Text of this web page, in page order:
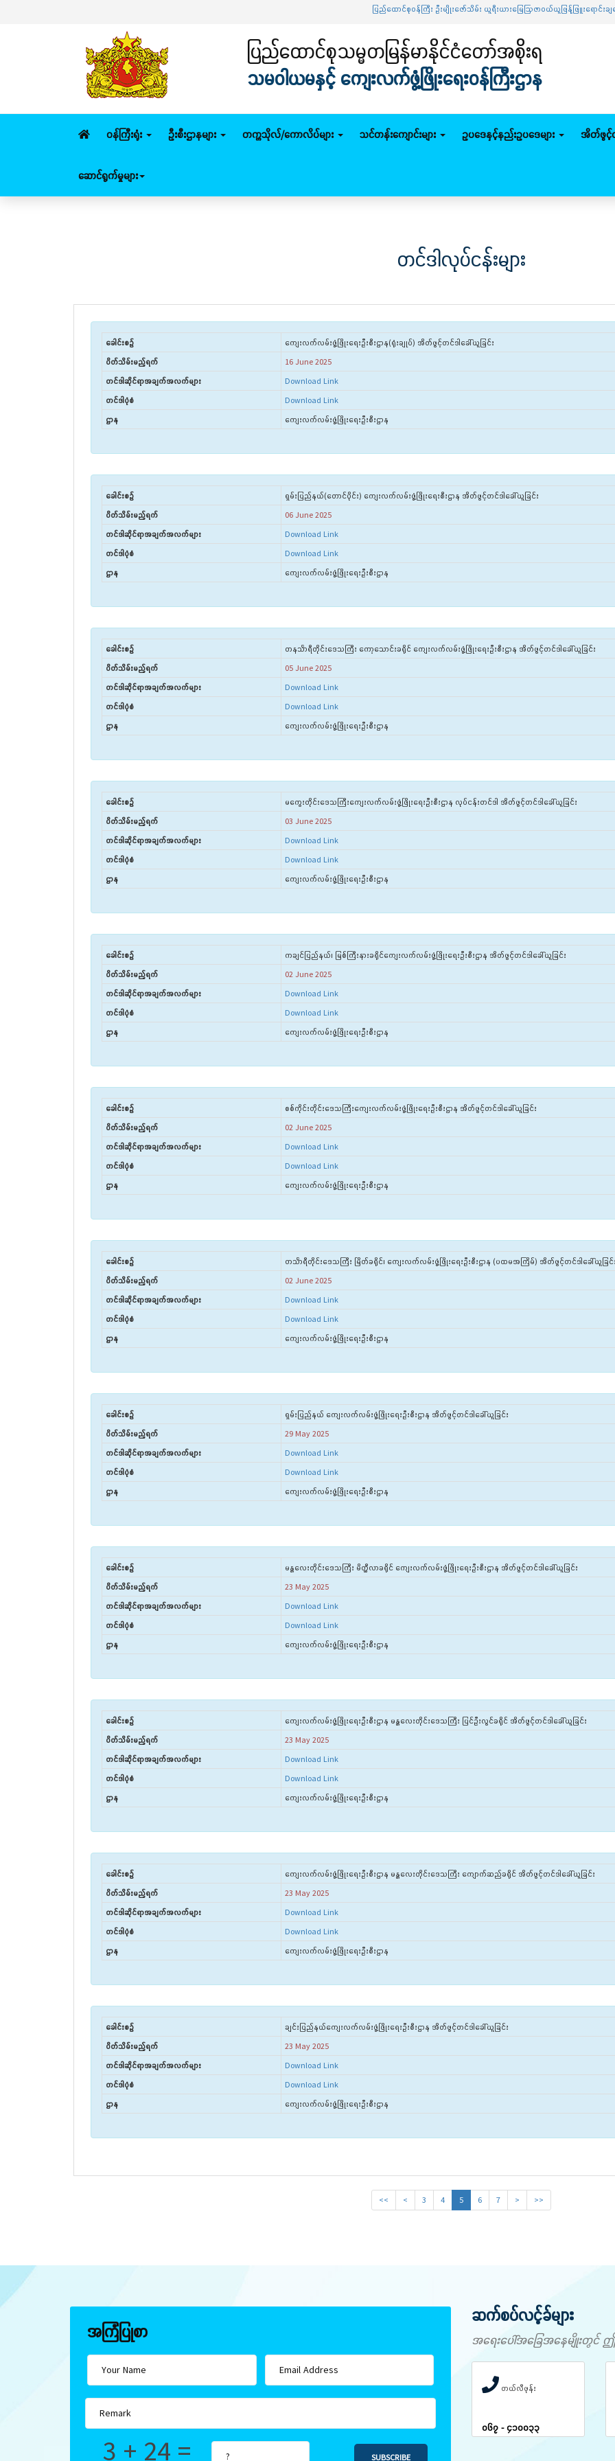
ပြည်ထောင်စုဝန်ကြီး ဦးမျိုးဇော်သိမ်း ယူရီးယားမြေဩဇာဝယ်ယူဖြန့်ဖြူးရောင်းချရေး ဦ
ပြည်ထောင်စုသမ္မတမြန်မာနိုင်ငံတော်အစိုးရ
သမဝါယမနှင့် ကျေးလက်ဖွံ့ဖြိုးရေးဝန်ကြီးဌာန
ဝန်ကြီးရုံး ဦးစီးဌာနများ တက္ကသိုလ်/ကောလိပ်များ သင်တန်းကျောင်းများ ဥပဒေနှင့်နည်းဥပဒေများ အိတ်ဖွင့်တ
ဆောင်ရွက်မှုများ
တင်ဒါလုပ်ငန်းများ
ခေါင်းစဉ်
ကျေးလက်လမ်းဖွံ့ဖြိုးရေးဦးစီးဌာန(ရုံးချုပ်) အိတ်ဖွင့်တင်ဒါခေါ်ယူခြင်း
ပိတ်သိမ်းမည့်ရက်
16 June 2025
တင်ဒါဆိုင်ရာအချက်အလက်များ
Download Link
တင်ဒါပုံစံ
Download Link
ဌာန
ကျေးလက်လမ်းဖွံ့ဖြိုးရေးဦးစီးဌာန
ခေါင်းစဉ်
ရှမ်းပြည်နယ်(တောင်ပိုင်း) ကျေးလက်လမ်းဖွံ့ဖြိုးရေးစီးဌာန အိတ်ဖွင့်တင်ဒါခေါ်ယူခြင်း
ပိတ်သိမ်းမည့်ရက်
06 June 2025
တင်ဒါဆိုင်ရာအချက်အလက်များ
Download Link
တင်ဒါပုံစံ
Download Link
ဌာန
ကျေးလက်လမ်းဖွံ့ဖြိုးရေးဦးစီးဌာန
ခေါင်းစဉ်
တနင်္သာရီတိုင်းဒေသကြီး ကော့သောင်းခရိုင် ကျေးလက်လမ်းဖွံ့ဖြိုးရေးဦးစီးဌာန အိတ်ဖွင့်တင်ဒါခေါ်ယူခြင်း
ပိတ်သိမ်းမည့်ရက်
05 June 2025
တင်ဒါဆိုင်ရာအချက်အလက်များ
Download Link
တင်ဒါပုံစံ
Download Link
ဌာန
ကျေးလက်လမ်းဖွံ့ဖြိုးရေးဦးစီးဌာန
ခေါင်းစဉ်
မကွေးတိုင်းဒေသကြီးကျေးလက်လမ်းဖွံ့ဖြိုးရေးဦးစီးဌာန လုပ်ငန်းတင်ဒါ အိတ်ဖွင့်တင်ဒါခေါ်ယူခြင်း
ပိတ်သိမ်းမည့်ရက်
03 June 2025
တင်ဒါဆိုင်ရာအချက်အလက်များ
Download Link
တင်ဒါပုံစံ
Download Link
ဌာန
ကျေးလက်လမ်းဖွံ့ဖြိုးရေးဦးစီးဌာန
ခေါင်းစဉ်
ကချင်ပြည်နယ်၊ မြစ်ကြီးနားခရိုင်ကျေးလက်လမ်းဖွံ့ဖြိုးရေးဦးစီးဌာန အိတ်ဖွင့်တင်ဒါခေါ်ယူခြင်း
ပိတ်သိမ်းမည့်ရက်
02 June 2025
တင်ဒါဆိုင်ရာအချက်အလက်များ
Download Link
တင်ဒါပုံစံ
Download Link
ဌာန
ကျေးလက်လမ်းဖွံ့ဖြိုးရေးဦးစီးဌာန
ခေါင်းစဉ်
စစ်ကိုင်းတိုင်းဒေသကြီးကျေးလက်လမ်းဖွံ့ဖြိုးရေးဦးစီးဌာန အိတ်ဖွင့်တင်ဒါခေါ်ယူခြင်း
ပိတ်သိမ်းမည့်ရက်
02 June 2025
တင်ဒါဆိုင်ရာအချက်အလက်များ
Download Link
တင်ဒါပုံစံ
Download Link
ဌာန
ကျေးလက်လမ်းဖွံ့ဖြိုးရေးဦးစီးဌာန
ခေါင်းစဉ်
တင်္သာရီတိုင်းဒေသကြီး မြိတ်ခရိုင်၊ ကျေးလက်လမ်းဖွံ့ဖြိုးရေးဦးစီးဌာန (ပထမအကြိမ်) အိတ်ဖွင့်တင်ဒါခေါ်ယူခြင်
ပိတ်သိမ်းမည့်ရက်
02 June 2025
တင်ဒါဆိုင်ရာအချက်အလက်များ
Download Link
တင်ဒါပုံစံ
Download Link
ဌာန
ကျေးလက်လမ်းဖွံ့ဖြိုးရေးဦးစီးဌာန
ခေါင်းစဉ်
ရှမ်းပြည်နယ် ကျေးလက်လမ်းဖွံ့ဖြိုးရေးဦးစီးဌာန အိတ်ဖွင့်တင်ဒါခေါ်ယူခြင်း
ပိတ်သိမ်းမည့်ရက်
29 May 2025
တင်ဒါဆိုင်ရာအချက်အလက်များ
Download Link
တင်ဒါပုံစံ
Download Link
ဌာန
ကျေးလက်လမ်းဖွံ့ဖြိုးရေးဦးစီးဌာန
ခေါင်းစဉ်
မန္တလေးတိုင်းဒေသကြီး မိတ္ထီလာခရိုင် ကျေးလက်လမ်းဖွံ့ဖြိုးရေးဦးစီးဌာန အိတ်ဖွင့်တင်ဒါခေါ်ယူခြင်း
ပိတ်သိမ်းမည့်ရက်
23 May 2025
တင်ဒါဆိုင်ရာအချက်အလက်များ
Download Link
တင်ဒါပုံစံ
Download Link
ဌာန
ကျေးလက်လမ်းဖွံ့ဖြိုးရေးဦးစီးဌာန
ခေါင်းစဉ်
ကျေးလက်လမ်းဖွံ့ဖြိုးရေးဦးစီးဌာန မန္တလေးတိုင်းဒေသကြီး ပြင်ဦးလွင်ခရိုင် အိတ်ဖွင့်တင်ဒါခေါ်ယူခြင်း
ပိတ်သိမ်းမည့်ရက်
23 May 2025
တင်ဒါဆိုင်ရာအချက်အလက်များ
Download Link
တင်ဒါပုံစံ
Download Link
ဌာန
ကျေးလက်လမ်းဖွံ့ဖြိုးရေးဦးစီးဌာန
ခေါင်းစဉ်
ကျေးလက်လမ်းဖွံ့ဖြိုးရေးဦးစီးဌာန မန္တလေးတိုင်းဒေသကြီး ကျောက်ဆည်ခရိုင် အိတ်ဖွင့်တင်ဒါခေါ်ယူခြင်း
ပိတ်သိမ်းမည့်ရက်
23 May 2025
တင်ဒါဆိုင်ရာအချက်အလက်များ
Download Link
တင်ဒါပုံစံ
Download Link
ဌာန
ကျေးလက်လမ်းဖွံ့ဖြိုးရေးဦးစီးဌာန
ခေါင်းစဉ်
ချင်းပြည်နယ်‌ကျေးလက်လမ်းဖွံ့ဖြိုးရေးဦးစီးဌာန အိတ်ဖွင့်တင်ဒါခေါ်ယူခြင်း
ပိတ်သိမ်းမည့်ရက်
23 May 2025
တင်ဒါဆိုင်ရာအချက်အလက်များ
Download Link
တင်ဒါပုံစံ
Download Link
ဌာန
ကျေးလက်လမ်းဖွံ့ဖြိုးရေးဦးစီးဌာန
<< < 3 4 5 6 7 > >>
အကြံပြုစာ
3 + 24 = SUBSCRIBE
ဆက်စပ်လင့်ခ်များ
အရေးပေါ်အခြေအနေမျိုးတွင် ဤ
တယ်လီဖုန်း
၀၆၇ - ၄၁၀၀၃၃